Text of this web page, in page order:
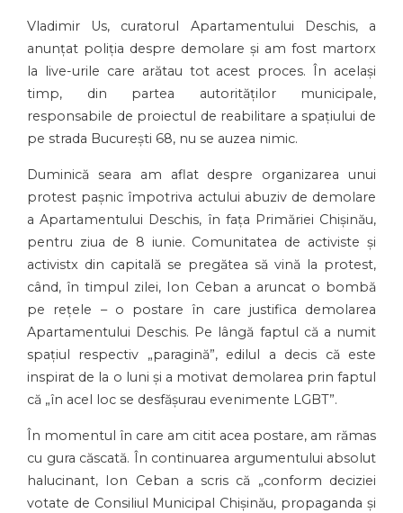
Vladimir Us, curatorul Apartamentului Deschis, a
anunțat poliția despre demolare și am fost martorx
la live-urile care arătau tot acest proces. În același
timp, din partea autorităților municipale,
responsabile de proiectul de reabilitare a spațiului de
pe strada București 68, nu se auzea nimic.
Duminică seara am aflat despre organizarea unui
protest pașnic împotriva actului abuziv de demolare
a Apartamentului Deschis, în fața Primăriei Chișinău,
pentru ziua de 8 iunie. Comunitatea de activiste și
activistx din capitală se pregătea să vină la protest,
când, în timpul zilei, Ion Ceban a aruncat o bombă
pe rețele – o postare în care justifica demolarea
Apartamentului Deschis. Pe lângă faptul că a numit
spațiul respectiv „paragină”, edilul a decis că este
inspirat de la o luni și a motivat demolarea prin faptul
că „în acel loc se desfășurau evenimente LGBT”.
În momentul în care am citit acea postare, am rămas
cu gura căscată. În continuarea argumentului absolut
halucinant, Ion Ceban a scris că „conform deciziei
votate de Consiliul Municipal Chișinău, propaganda și